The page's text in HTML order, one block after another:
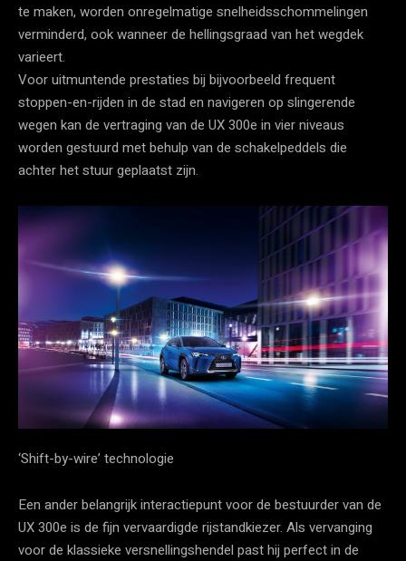
te maken, worden onregelmatige snelheidsschommelingen
verminderd, ook wanneer de hellingsgraad van het wegdek
varieert.
Voor uitmuntende prestaties bij bijvoorbeeld frequent
stoppen-en-rijden in de stad en navigeren op slingerende
wegen kan de vertraging van de UX 300e in vier niveaus
worden gestuurd met behulp van de schakelpeddels die
achter het stuur geplaatst zijn.
‘Shift-by-wire’ technologie
Een ander belangrijk interactiepunt voor de bestuurder van de
UX 300e is de fijn vervaardigde rijstandkiezer. Als vervanging
voor de klassieke versnellingshendel past hij perfect in de